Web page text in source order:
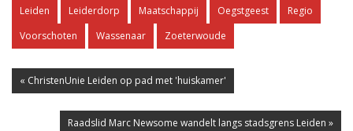
Leiden Leiderdorp Maatschappij Oegstgeest
Regio
Voorschoten
Wassenaar Zoeterwoude
« ChristenUnie Leiden op pad met 'huiskamer'
Raadslid Marc Newsome wandelt langs stadsgrens Leiden »